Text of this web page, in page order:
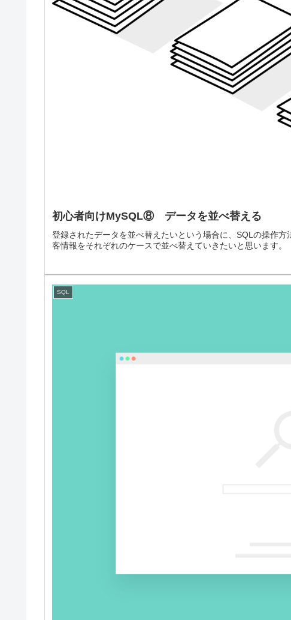
初心者向けMySQL⑧ データを並べ替える
登録されたデータを並べ替えたいという場合に、SQLの操作
客情報をそれぞれのケースで並べ替えていきたいと思います。
SQL